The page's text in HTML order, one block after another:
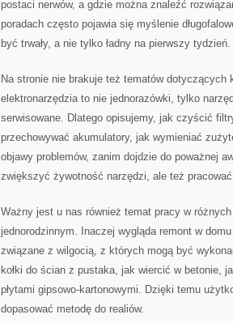
postaci nerwów, a gdzie można znaleźć
poradach często pojawia się myślenie
być trwały, a nie tylko ładny na pierwszy tydzień.
Na stronie nie brakuje też tematów dotyczących
elektronarzędzia to nie jednorazówki, tylko
serwisowane. Dlatego opisujemy, jak czyścić
przechowywać akumulatory, jak wymieniać
objawy problemów, zanim dojdzie do poważnej
zwiększyć żywotność narzędzi, ale też
Ważny jest u nas również temat pracy w
jednorodzinnym. Inaczej wygląda remont w
związane z wilgocią, z których mogą być
kołki do ścian z pustaka, jak wiercić w betonie,
płytami gipsowo-kartonowymi. Dzięki temu
dopasować metodę do realiów.